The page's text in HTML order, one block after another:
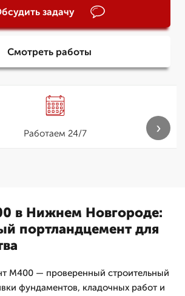
задачу
Смотреть работы
Работаем 24/7 ›
в Нижнем Новгороде:
портландцемент для
М400 — проверенный строительный
фундаментов, кладочных работ и